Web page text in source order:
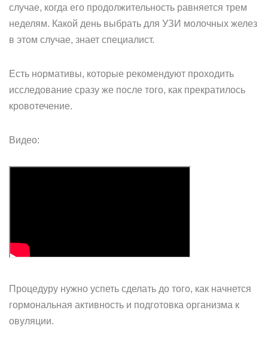
случае, когда его продолжительность равняется трем
неделям. Какой день выбрать для УЗИ молочных желез
в этом случае, знает специалист.
Есть нормативы, которые рекомендуют проходить
исследование сразу же после того, как прекратилось
кровотечение.
Видео:
Процедуру нужно успеть сделать до того, как начнется
гормональная активность и подготовка организма к
овуляции.